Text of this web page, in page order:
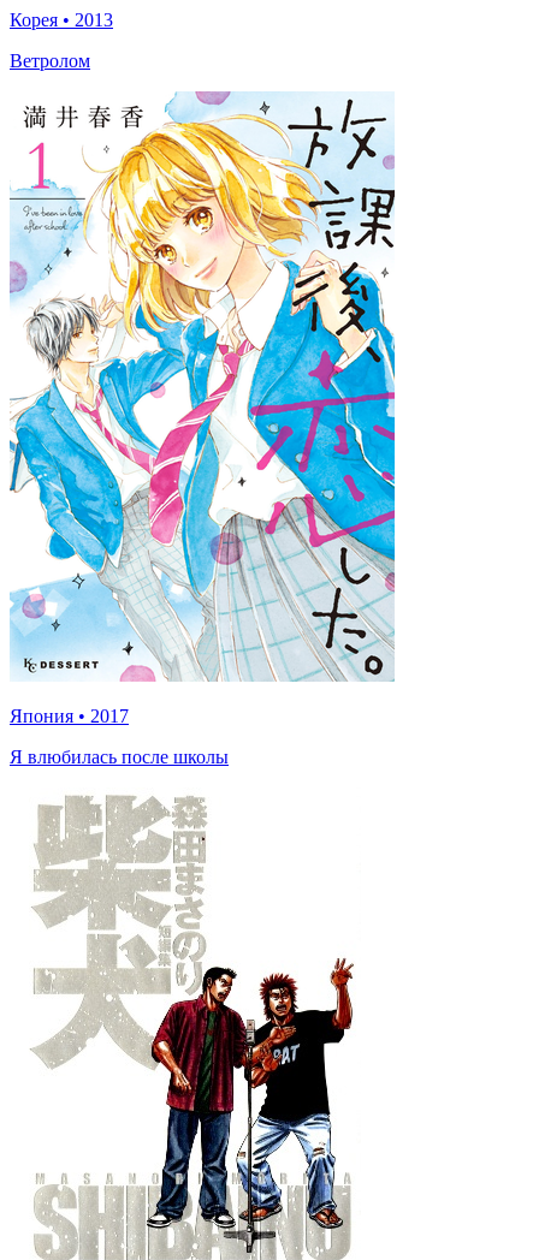
Корея • 2013
Ветролом
Япония • 2017
Я влюбилась после школы